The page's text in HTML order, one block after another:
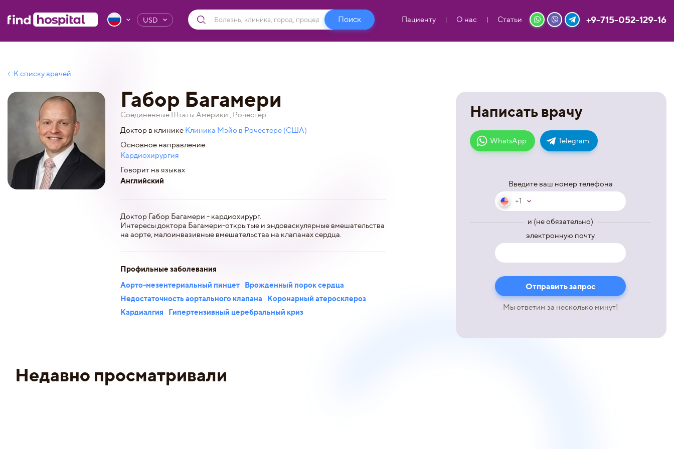
USD Пациенту О нас Статьи +9-715-052-129-16
К списку врачей
Написать врачу
WhatsApp Telegram
Введите ваш номер телефона
+1
и (не обязательно)
электронную почту
Мы ответим за несколько минут!
Габор Багамери
Соединенные Штаты Америки , Рочестер
Доктор в клинике Клиника Мэйо в Рочестере (США)
Основное направление
Кардиохирургия
Говорит на языках
Английский
Доктор Габор Багамери - кардиохирург.
Интересы доктора Багамери-открытые и эндоваскулярные вмешательства
на аорте, малоинвазивные вмешательства на клапанах сердца.
Профильные заболевания
Аорто-мезентериальный пинцет Врожденный порок сердца
Недостаточность аортального клапана
Коронарный атеросклероз
Кардиалгия
Гипертензивный церебральный криз
Недавно просматривали